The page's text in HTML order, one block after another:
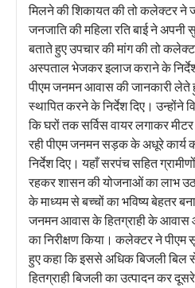
मिलने की शिकायत की तो कलेक्टर ने
जनजाति की महिला रति बाई ने अपनी
बताते हुए उपचार की मांग की तो
अस्पताल भेजकर इलाज कराने के
पीएम जनमन आवास की जानकारी लेते
स्थापित करने के निर्देश दिए। उन्होंने
कि घरों तक सर्विस वायर लगाकर
रही पीएम जनमन सड़क के अधूरे कार्य
निर्देश दिए। यहाँ सरपंच सहित
रहकर शासन की योजनाओं का लाभ
के माध्यम से बच्चों का भविष्य बेहतर
जनमन आवास के हितग्राही के आवास
का निरीक्षण किया। कलेक्टर ने पीएम
हुए कहा कि इससे अधिक बिजली बिल
हितग्राही बिजली का उत्पादन कर